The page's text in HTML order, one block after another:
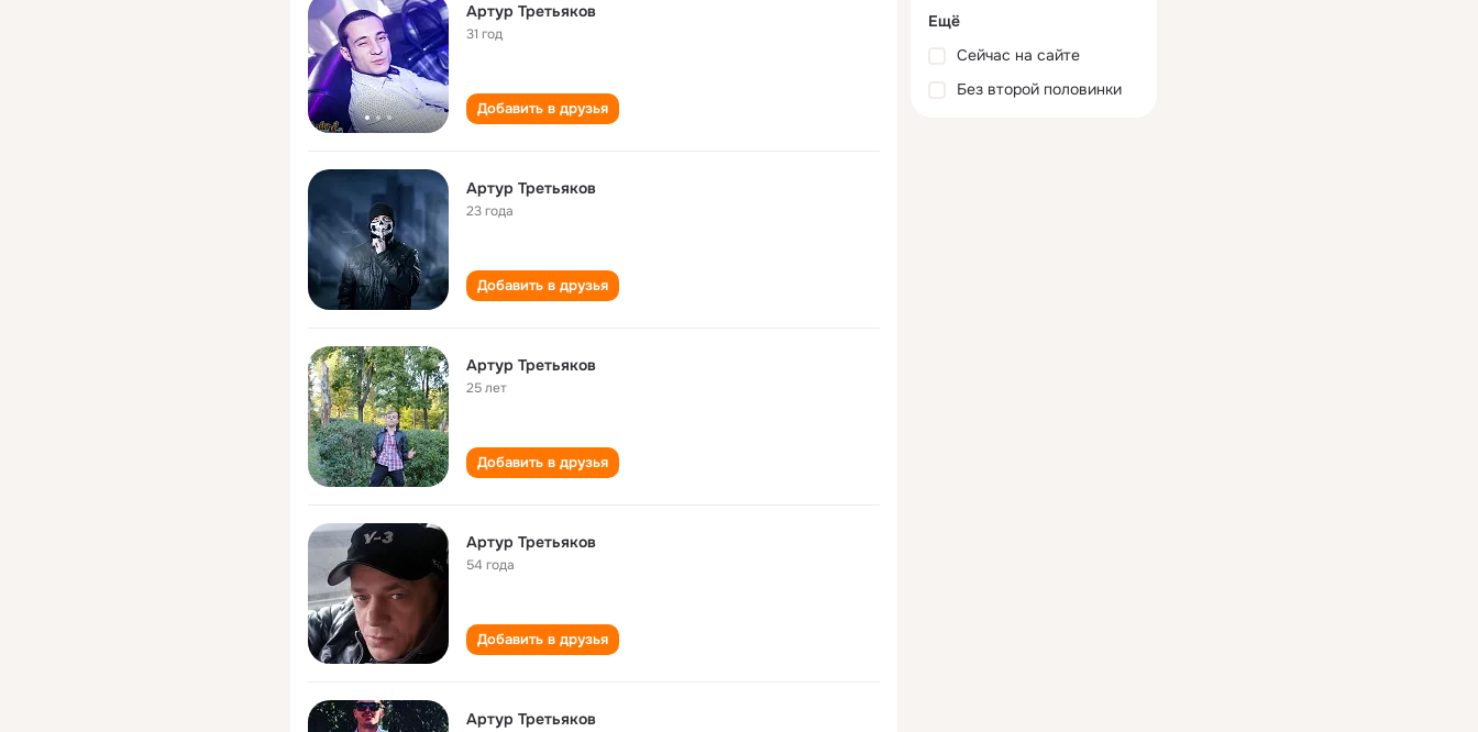
Артур Третьяков
31 год
Добавить в друзья
Артур Третьяков
23 года
Добавить в друзья
Артур Третьяков
25 лет
Добавить в друзья
Артур Третьяков
54 года
Добавить в друзья
Артур Третьяков
Ещё
Сейчас на сайте
Без второй половинки